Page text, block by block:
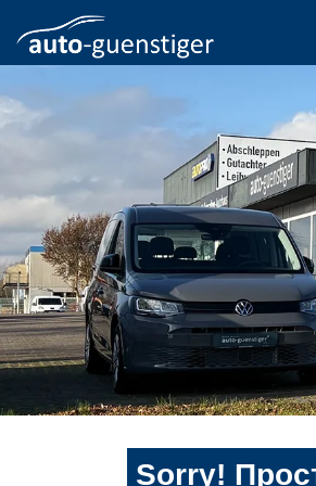
Sorry!